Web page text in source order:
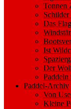
Tonnen
Schilder
Das
Ist
Der
Paddeln
Paddel-Archiv
Von
Kleine